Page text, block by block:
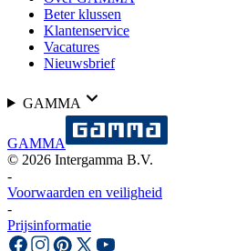
Beter klussen
Klantenservice
Vacatures
Nieuwsbrief
GAMMA
GAMMA
© 2026 Intergamma B.V.
-
Voorwaarden en veiligheid
-
Prijsinformatie